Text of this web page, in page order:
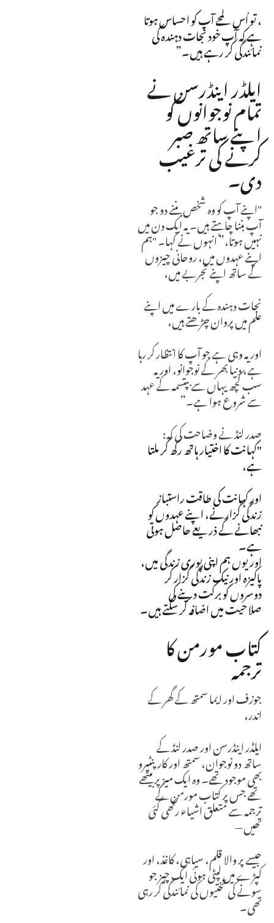
، تو اُس لمحے آپ کو احساس ہوتا
ہے کہ آپ خود نجات دہندہ کی
نمائندگی کر رہے ہیں۔”
ایلڈر اینڈرسن نے
تمام نوجوانوں کو
اپنے ساتھ صبر
کرنے کی ترغیب
دی۔
"اپنے آپ کو وہ شخص بننے دو جو
آپ بننا چاہتے ہیں۔ یہ ایک دن میں
نہیں ہوتا،” انہوں نے کہا۔ "ہم
اپنے عہدوں میں، روحانی چیزوں
کے ساتھ اپنے تجربے میں،
نجات دہندہ کے بارے میں اپنے
علم میں پروان چڑھتے ہیں،
اور یہ وہی ہے جو آپ کا انتظار کر رہا
ہے، دنیا بھر کے نوجوانو، اور یہ
سب کچھ یہاں سے بپتسمہ کے عہد
سے شروع ہوا ہے۔”
صدر لنڈ نے وضاحت کی کہ:
"کہانت کا اختیار ہاتھ رکھ کر ملتا
ہے،
اور کہانت کی طاقت راستباز
زندگی گزارنے، اپنے عہدوں کو
نبھانے کے ذریعے حاصل ہوتی
ہے۔
اور یوں ہم اپنی پوری زندگی میں،
پاکیزہ اور نیک زندگی گزار کر
دوسروں کو برکت دینے کی
صلاحیت میں اضافہ کر سکتے ہیں۔
کتاب مورمن کا
ترجمہ
جوزف اور ایما سمتھ کے گھر کے
اندر،
ایلڈر اینڈرسن اور صدر لنڈ کے
ساتھ دو نوجوان، سمتھ اور کارپنٹیرو
بھی موجود تھے۔ وہ ایک میز پر بیٹھے
تھے جس پر کتاب مورمن کے
ترجمہ سے متعلق اشیاء رکھی گئی
تھیں —
جیسے پر والا قلم، سیاہی، کاغذ، اور
کپڑے میں لپٹی ہوئی ایک چیز جو
سونے کی تختیوں کی نمائندگی کر رہی
تھی۔